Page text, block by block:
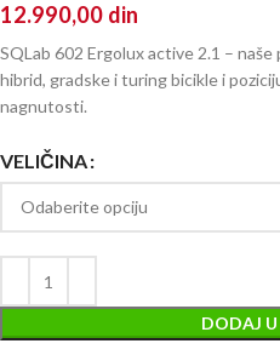
12.990,00 din
SQLab 602 Ergolux active 2.1 –
hibrid, gradske i turing bicikle i
nagnutosti.
VELIČINA
DODAJ